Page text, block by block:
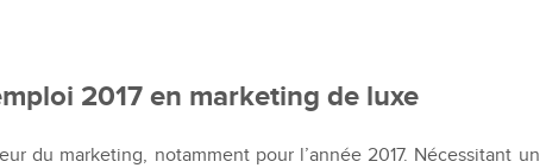
2017 en marketing de luxe
du marketing, notamment pour l’année 2017. Nécessitant un